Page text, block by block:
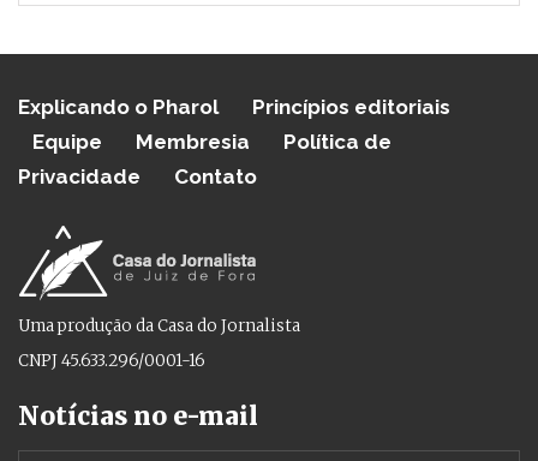
Explicando o Pharol
Princípios editoriais
Equipe
Membresia
Política de
Privacidade
Contato
Uma produção da Casa do Jornalista
CNPJ 45.633.296/0001-16
Notícias no e-mail